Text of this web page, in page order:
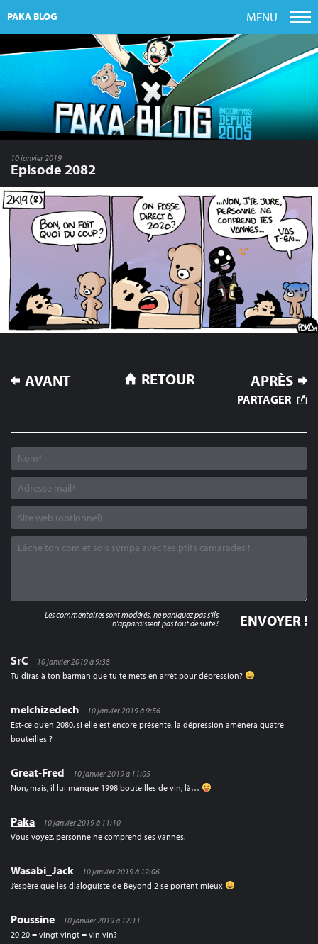
PAKA BLOG MENU
10 janvier 2019
Episode 2082
NAVIGATION
DE
AVANT APRÈS
RETOUR
PARTAGER
SrC
10 janvier 2019 à 9:38
Tu diras à ton barman que tu te mets en arrêt pour dépression?
melchizedech
10 janvier 2019 à 9:56
Est-ce qu’en 2080, si elle est encore présente, la dépression amènera quatre
bouteilles ?
Great-Fred
10 janvier 2019 à 11:05
Non, mais, il lui manque 1998 bouteilles de vin, là…
Paka
10 janvier 2019 à 11:10
Vous voyez, personne ne comprend ses vannes.
Wasabi_Jack
10 janvier 2019 à 12:06
J’espère que les dialoguiste de Beyond 2 se portent mieux
Poussine
10 janvier 2019 à 12:11
20 20 = vingt vingt = vin vin?
Les commentaires sont modérés, ne paniquez pas s'ils
n'apparaissent pas tout de suite !